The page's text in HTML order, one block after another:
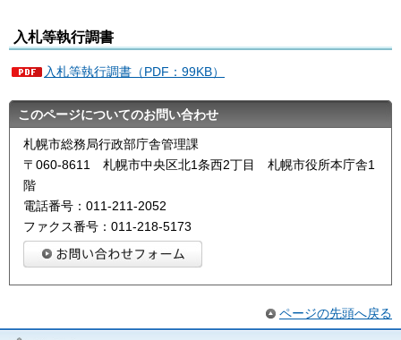
入札等執行調書
入札等執行調書（PDF：99KB）
このページについてのお問い合わせ
札幌市総務局行政部庁舎管理課
〒060-8611 札幌市中央区北1条西2丁目 札幌市役所本庁舎1
階
電話番号：011-211-2052
ファクス番号：011-218-5173
ページの先頭へ戻る